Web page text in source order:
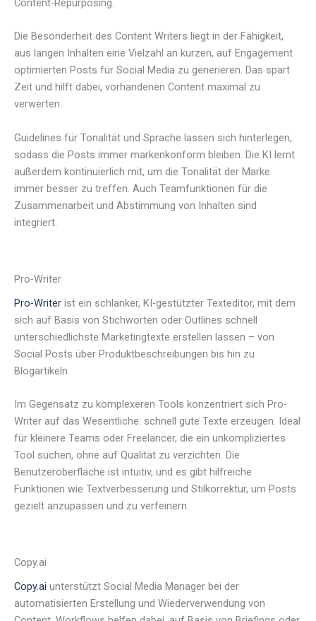
Content-Repurposing.
Die Besonderheit des Content Writers liegt in der Fähigkeit,
aus langen Inhalten eine Vielzahl an kurzen, auf Engagement
optimierten Posts für Social Media zu generieren. Das spart
Zeit und hilft dabei, vorhandenen Content maximal zu
verwerten.
Guidelines für Tonalität und Sprache lassen sich hinterlegen,
sodass die Posts immer markenkonform bleiben. Die KI lernt
außerdem kontinuierlich mit, um die Tonalität der Marke
immer besser zu treffen. Auch Teamfunktionen für die
Zusammenarbeit und Abstimmung von Inhalten sind
integriert.
Pro-Writer
Pro-Writer ist ein schlanker, KI-gestützter Texteditor, mit dem
sich auf Basis von Stichworten oder Outlines schnell
unterschiedlichste Marketingtexte erstellen lassen – von
Social Posts über Produktbeschreibungen bis hin zu
Blogartikeln.
Im Gegensatz zu komplexeren Tools konzentriert sich Pro-
Writer auf das Wesentliche: schnell gute Texte erzeugen. Ideal
für kleinere Teams oder Freelancer, die ein unkompliziertes
Tool suchen, ohne auf Qualität zu verzichten. Die
Benutzeroberfläche ist intuitiv, und es gibt hilfreiche
Funktionen wie Textverbesserung und Stilkorrektur, um Posts
gezielt anzupassen und zu verfeinern.
Copy.ai
Copy.ai unterstützt Social Media Manager bei der
automatisierten Erstellung und Wiederverwendung von